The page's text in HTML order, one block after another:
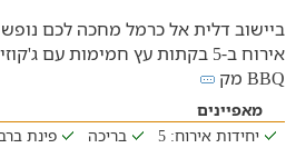
ביישוב דלית אל כרמל מחכה לכם
אירוח ב-5 בקתות עץ חמימות עם
BBQ מק
מאפיינים
יחידות אירוח: 5
בריכה פינת